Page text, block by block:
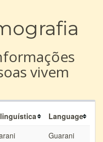
vivem
Language
Guarani